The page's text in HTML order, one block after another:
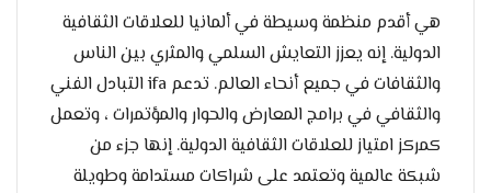
هي أقدم منظمة وسيطة في ألمانيا للعلاقات الثقافية
الدولية. إنه يعزز التعايش السلمي والمثري بين الناس
والثقافات في جميع أنحاء العالم. تدعم ifa التبادل الفني
والثقافي في برامج المعارض والحوار والمؤتمرات ، وتعمل
كمركز امتياز للعلاقات الثقافية الدولية. إنها جزء من
شبكة عالمية وتعتمد على شراكات مستدامة وطويلة